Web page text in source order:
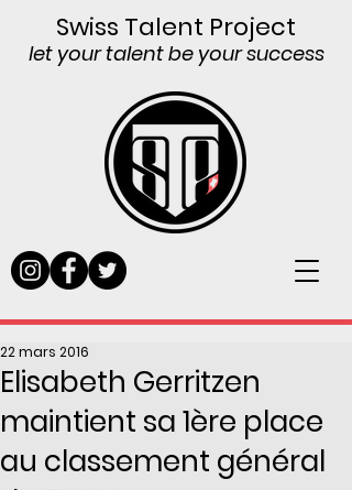
Swiss Talent Project
let your talent be your success
Elisabeth Gerritzen
maintient sa 1ère place
au classement général
22 mars 2016